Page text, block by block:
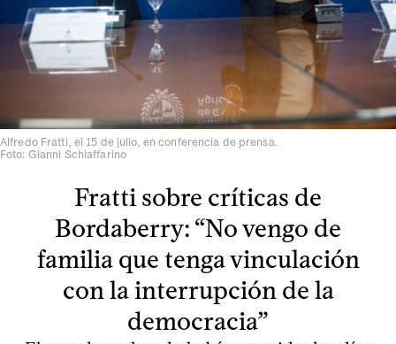
Alfredo Fratti, el 15 de julio, en conferencia de prensa.
Foto: Gianni Schiaffarino
Fratti sobre críticas de
Bordaberry: “No vengo de
familia que tenga vinculación
con la interrupción de la
democracia”